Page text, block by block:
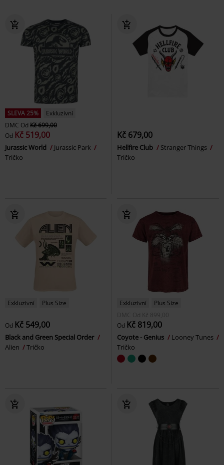
SLEVA 25%
Exkluzivní
DMC Od Kč 699,00
Od Kč 519,00
Jurassic World
Jurassic Park
Tričko
Kč 679,00
Hellfire Club
Stranger Things
Tričko
Exkluzivní Plus Size
Od Kč 549,00
Black and Green Special Order
Alien
Tričko
Exkluzivní
Plus Size
DMC Od Kč 899,00
Od Kč 819,00
Coyote - Genius
Looney Tunes
Tričko